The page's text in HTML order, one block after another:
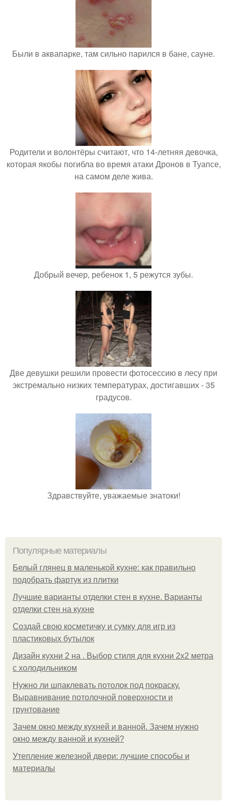
Были в аквапарке, там сильно парился в бане, сауне.
Родители и волонтёры считают, что 14-летняя девочка,
которая якобы погибла во время атаки Дронов в Туапсе,
на самом деле жива.
Добрый вечер, ребенок 1, 5 режутся зубы.
Две девушки решили провести фотосессию в лесу при
экстремально низких температурах, достигавших - 35
градусов.
Здравствуйте, уважаемые знатоки!
Популярные материалы
Белый глянец в маленькой кухне: как правильно
подобрать фартук из плитки
Лучшие варианты отделки стен в кухне. Варианты
отделки стен на кухне
Создай свою косметичку и сумку для игр из
пластиковых бутылок
Дизайн кухни 2 на . Выбор стиля для кухни 2х2 метра
с холодильником
Нужно ли шпаклевать потолок под покраску.
Выравнивание потолочной поверхности и
грунтование
Зачем окно между кухней и ванной. Зачем нужно
окно между ванной и кухней?
Утепление железной двери: лучшие способы и
материалы